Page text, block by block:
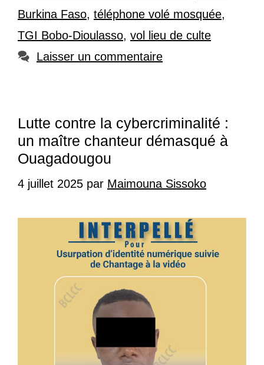
Burkina Faso, téléphone volé mosquée,
TGI Bobo-Dioulasso, vol lieu de culte
Laisser un commentaire
Lutte contre la cybercriminalité :
un maître chanteur démasqué à
Ouagadougou
4 juillet 2025 par Maimouna Sissoko